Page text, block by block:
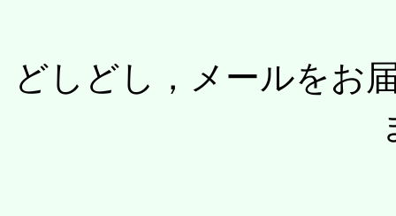
どしどし，メールをお